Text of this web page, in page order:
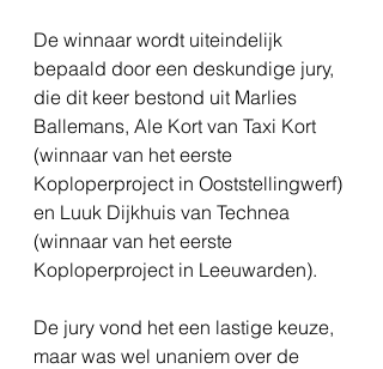
De winnaar wordt uiteindelijk
bepaald door een deskundige jury,
die dit keer bestond uit Marlies
Ballemans, Ale Kort van Taxi Kort
(winnaar van het eerste
Koploperproject in Ooststellingwerf)
en Luuk Dijkhuis van Technea
(winnaar van het eerste
Koploperproject in Leeuwarden).
De jury vond het een lastige keuze,
maar was wel unaniem over de